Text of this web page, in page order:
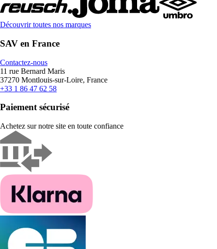
Découvrir toutes nos marques
SAV en France
Contactez-nous
11 rue Bernard Maris
37270 Montlouis-sur-Loire, France
+33 1 86 47 62 58
Paiement sécurisé
Achetez sur notre site en toute confiance